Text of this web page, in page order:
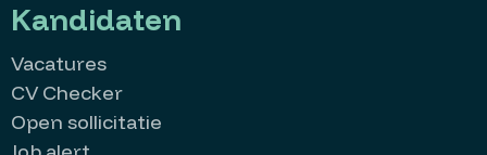
Kandidaten
Vacatures
CV Checker
Open sollicitatie